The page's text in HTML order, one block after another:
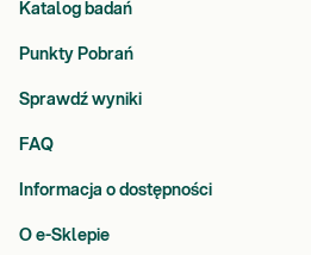
Katalog badań
Punkty Pobrań
Sprawdź wyniki
FAQ
Informacja o dostępności
O e-Sklepie